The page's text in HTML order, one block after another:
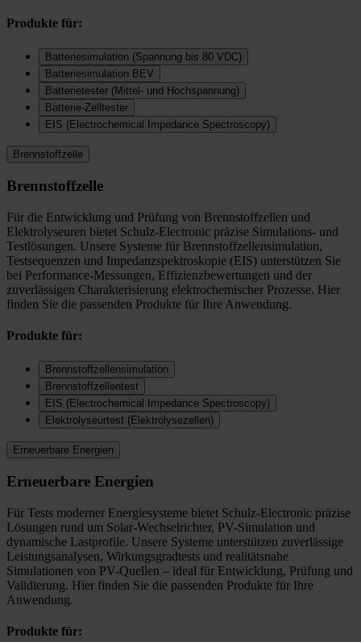
Produkte für:
Batteriesimulation (Spannung bis 80 VDC)
Batteriesimulation BEV
Batterietester (Mittel- und Hochspannung)
Batterie-Zelltester
EIS (Electrochemical Impedance Spectroscopy)
Brennstoffzelle
Brennstoffzelle
Für die Entwicklung und Prüfung von Brennstoffzellen und
Elektrolyseuren bietet Schulz-Electronic präzise Simulations- und
Testlösungen. Unsere Systeme für Brennstoffzellensimulation,
Testsequenzen und Impedanzspektroskopie (EIS) unterstützen Sie
bei Performance-Messungen, Effizienzbewertungen und der
zuverlässigen Charakterisierung elektrochemischer Prozesse. Hier
finden Sie die passenden Produkte für Ihre Anwendung.
Produkte für:
Brennstoffzellensimulation
Brennstoffzellentest
EIS (Electrochemical Impedance Spectroscopy)
Elektrolyseurtest (Elektrolysezellen)
Erneuerbare Energien
Erneuerbare Energien
Für Tests moderner Energiesysteme bietet Schulz-Electronic präzise
Lösungen rund um Solar-Wechselrichter, PV-Simulation und
dynamische Lastprofile. Unsere Systeme unterstützen zuverlässige
Leistungsanalysen, Wirkungsgradtests und realitätsnahe
Simulationen von PV-Quellen – ideal für Entwicklung, Prüfung und
Validierung. Hier finden Sie die passenden Produkte für Ihre
Anwendung.
Produkte für: